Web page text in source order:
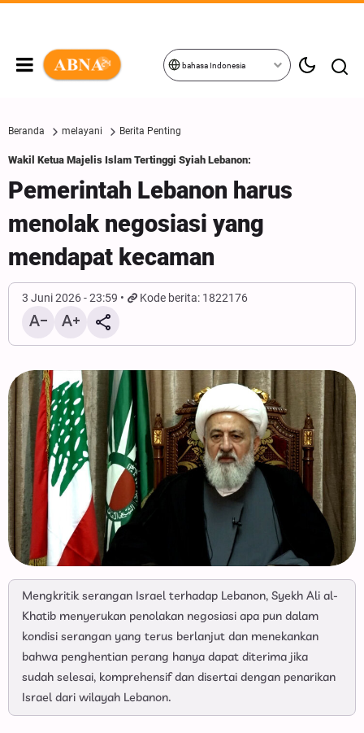
bahasa Indonesia
Beranda melayani Berita Penting
Wakil Ketua Majelis Islam Tertinggi Syiah Lebanon:
Pemerintah Lebanon harus
menolak negosiasi yang
mendapat kecaman
3 Juni 2026 - 23:59 Kode berita: 1822176
Mengkritik serangan Israel terhadap Lebanon, Syekh Ali al-
Khatib menyerukan penolakan negosiasi apa pun dalam
kondisi serangan yang terus berlanjut dan menekankan
bahwa penghentian perang hanya dapat diterima jika
sudah selesai, komprehensif dan disertai dengan penarikan
Israel dari wilayah Lebanon.